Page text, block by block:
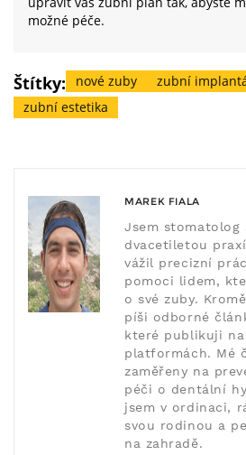
možné péče.
Štítky: nové zuby zubní
zubní estetika
MAREK FIALA
Jsem stomatolog
dvacetiletou
vážil precizní
pomoci lidem,
o své zuby.
píši odborné
které publikuji na
platformách. Mé
zaměřeny na
péči o dentální
jsem v ordinaci,
svou rodinou a
na zahradě.